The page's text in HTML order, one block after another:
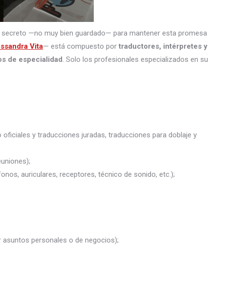
—no muy bien guardado— para mantener esta promesa
Vita— está compuesto por traductores, intérpretes y
de especialidad . Solo los profesionales especializados en su
y traducciones juradas, traducciones para doblaje y
auriculares, receptores, técnico de sonido, etc.);
personales o de negocios);